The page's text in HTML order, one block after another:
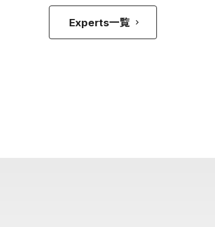
Experts一覧 keyboard_arrow_right